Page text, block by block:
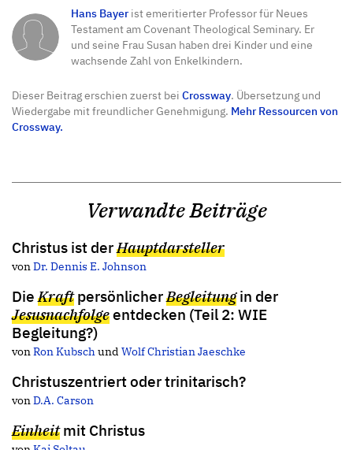
Hans Bayerist emeritierter Professor für Neues
Testament am Covenant Theological Seminary. Er
und seine Frau Susan haben drei Kinder und eine
wachsende Zahl von Enkelkindern.
Dieser Beitrag erschien zuerst bei Crossway. Übersetzung und
Wiedergabe mit freundlicher Genehmigung. Mehr Ressourcen von
Crossway.
Verwandte Beiträge
Christus ist derHauptdarsteller
vonDr. Dennis E. Johnson
Die KraftpersönlicherBegleitungin der
Jesusnachfolgeentdecken (Teil 2: WIE
Begleitung?)
vonRon Kubschund Wolf Christian Jaeschke
Christuszentriert oder trinitarisch?
vonD.A. Carson
Einheitmit Christus